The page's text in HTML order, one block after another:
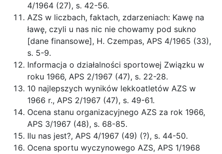
4/1964 (27), s. 42-56.
AZS w liczbach, faktach, zdarzeniach: Kawę na
ławę, czyli u nas nic nie chowamy pod sukno
[dane finansowe], H. Czempas, APS 4/1965 (33),
s. 5-9.
Informacja o działalności sportowej Związku w
roku 1966, APS 2/1967 (47), s. 22-28.
10 najlepszych wyników lekkoatletów AZS w
1966 r., APS 2/1967 (47), s. 49-61.
Ocena stanu organizacyjnego AZS za rok 1966,
APS 3/1967 (48), s. 68-85.
Ilu nas jest?, APS 4/1967 (49) (?), s. 44-50.
Ocena sportu wyczynowego AZS, APS 1/1968